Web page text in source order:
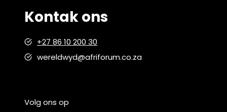
Kontak ons
+27 86 10 200 30
wereldwyd@afriforum.co.za
Volg ons op